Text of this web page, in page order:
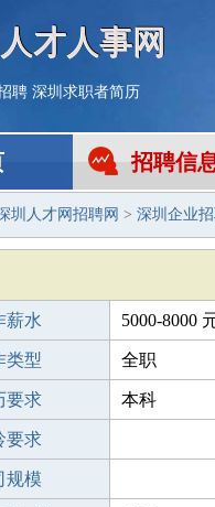
才人事网
聘 深圳求职者简历
招聘信
圳人才网招聘网 > 深圳企业
薪水 5000-8000
类型 全职
要求 本科
要求
规模